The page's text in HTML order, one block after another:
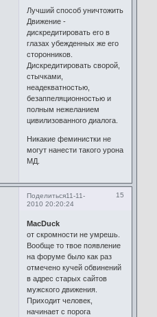
Лучший способ уничтожить
Движение -
дискредитировать его в
глазах убежденных же его
сторонников.
Дискредитировать сворой,
стычками,
неадекватностью,
безаппеляционностью и
полным нежеланием
цивилизованного диалога.
Никакие феминистки не
могут нанести такого урона
МД.
Поделиться 15
11-11-
2010 20:20:24
MacDuck
от скромности не умрешь.
Вообще то твое появление
на форуме было как раз
отмечено кучей обвинений
в адрес старых сайтов
мужского движения.
Приходит человек,
начинает с порога